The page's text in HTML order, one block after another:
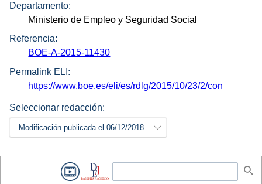
Departamento:
Ministerio de Empleo y Seguridad Social
Referencia:
BOE-A-2015-11430
Permalink ELI:
https://www.boe.es/eli/es/rdlg/2015/10/23/2/con
Seleccionar redacción:
Modificación publicada el 06/12/2018